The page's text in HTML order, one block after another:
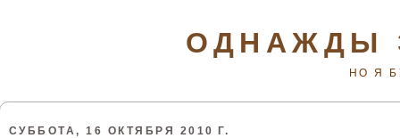
ОДНАЖДЫ
НО Я
СУББОТА, 16 ОКТЯБРЯ 2010 Г.